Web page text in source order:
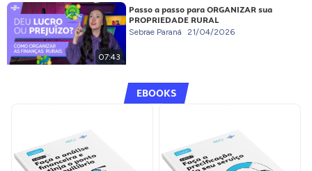
07:43
Passo a passo para ORGANIZAR sua
PROPRIEDADE RURAL
Sebrae Paraná 21/04/2026
EBOOKS